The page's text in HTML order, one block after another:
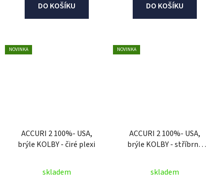
DO KOŠÍKU DO KOŠÍKU
NOVINKA
ACCURI 2 100%- USA,
brýle KOLBY - čiré plexi
skladem
NOVINKA
ACCURI 2 100%- USA,
brýle KOLBY - stříbrné
skladem